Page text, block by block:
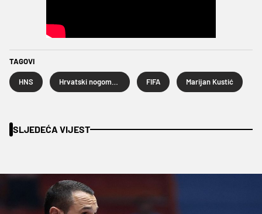
TAGOVI
HNS FIFA Marijan Kustić
SLJEDEĆA VIJEST